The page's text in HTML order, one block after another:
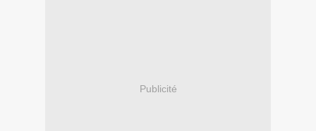
Publicité